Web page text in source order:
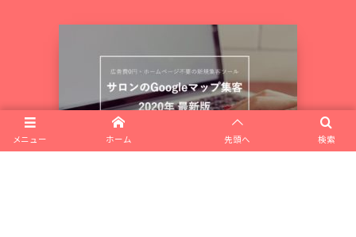
メニュー 検索
ホーム 先頭へ